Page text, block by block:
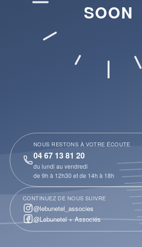
SOON
NOUS RESTONS À VOTRE ÉCOUTE
04 67 13 81 20
du lundi au vendredi
de 9h à 12h30 et de 14h à 18h
CONTINUEZ DE NOUS SUIVRE
@lebunetel_associes
@Lebunetel + Associés